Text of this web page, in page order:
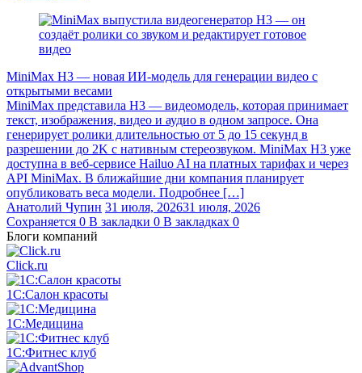
MiniMax H3 — новая ИИ-модель для генерации видео с
открытыми весами
MiniMax представила H3 — видеомодель, которая принимает
текст, изображения, видео и аудио в одном запросе. Она
генерирует ролики длительностью от 5 до 15 секунд в
разрешении до 2K с нативным стереозвуком. MiniMax H3 уже
доступна в веб-сервисе Hailuo AI на платных тарифах и через
API MiniMax. В ближайшие дни компания планирует
опубликовать веса модели. Подробнее […]
Анатолий Чупин 31 июля, 202631 июля, 2026
Сохраняется 0 В закладки 0 В закладках 0
Блоги компаний
Click.ru
1С:Салон красоты
1С:Медицина
1С:Фитнес клуб